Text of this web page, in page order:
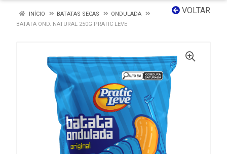
VOLTAR
INÍCIO BATATAS SECAS
ONDULADA
BATATA OND. NATURAL 250G PRATIC LEVE